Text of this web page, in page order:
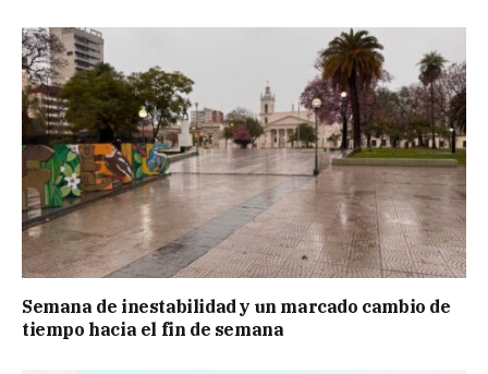
Semana de inestabilidad y un marcado cambio de
tiempo hacia el fin de semana